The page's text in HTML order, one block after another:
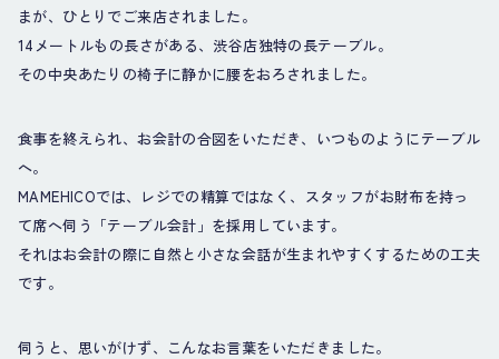
まが、ひとりでご来店されました。
14メートルもの長さがある、渋谷店独特の長テーブル。
その中央あたりの椅子に静かに腰をおろされました。
食事を終えられ、お会計の合図をいただき、いつものようにテーブル
へ。
MAMEHICOでは、レジでの精算ではなく、スタッフがお財布を持っ
て席へ伺う「テーブル会計」を採用しています。
それはお会計の際に自然と小さな会話が生まれやすくするための工夫
です。
伺うと、思いがけず、こんなお言葉をいただきました。